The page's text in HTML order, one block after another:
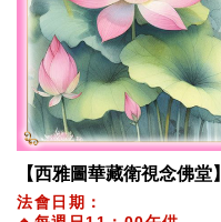
【西雅圖華藏衛視念佛
法會日期：